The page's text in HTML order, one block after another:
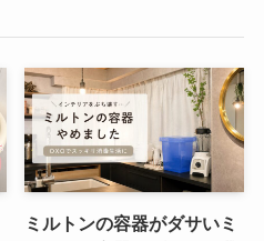
ミルトンの容器がダサいミ